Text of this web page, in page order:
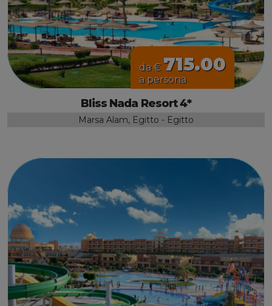
da € 715.00
a persona
Bliss Nada Resort 4*
Marsa Alam, Egitto - Egitto